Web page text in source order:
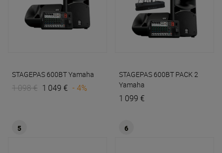
STAGEPAS 600BTYamaha
1 098 € 1 049 € - 4%
STAGEPAS 600BT PACK 2
Yamaha
1 099 €
5 6